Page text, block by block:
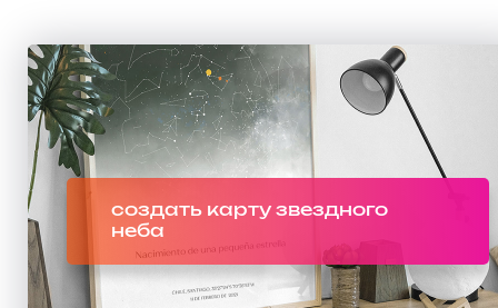
создать карту звездного
неба